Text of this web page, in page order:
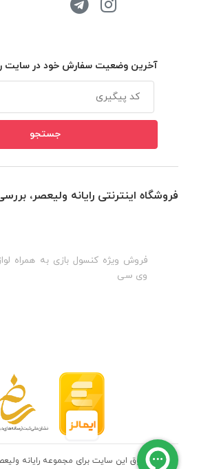
آخرین وضعیت سفارش خود در سایت
فروشگاه اینترنتی رایانه ولیعصر،
فروش ویژه کنسول بازی به همراه
وی سی
تمامی حقوق این سایت برای مجموعه رایانه